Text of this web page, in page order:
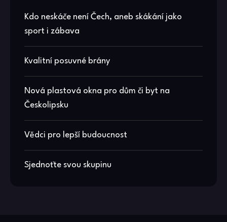
Kdo neskáče není Čech, aneb skákání jako
sport i zábava
Kvalitní posuvné brány
Nová plastová okna pro dům či byt na
Českolipsku
Vědci pro lepší budoucnost
Sjednoťte svou skupinu